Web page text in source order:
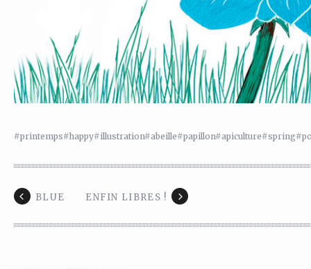
#printemps#happy#illustration#abeille#papillon#apiculture#spring
BLUE ENFIN LIBRES !